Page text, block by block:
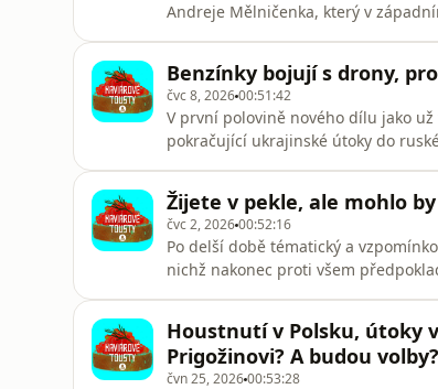
Andreje Mělničenka, který v
jak do Ruska proud
Benzínky bojují s drony,
čvc 8, 202600:51:42
V první polovině nového dílu jako
pokračující ukrajinské útoky do
kritiku, která zaznívá poslední
příjemně překvapovaný pes
Žijete v pekle, ale mohlo
čvc 2, 202600:52:16
Po delší době tématický a
nichž nakonec proti všem
navíc opatřila nová a v Rus
Houstnutí v Polsku, útoky
Prigožinovi? A budou volby?
čvn 25, 202600:53:28